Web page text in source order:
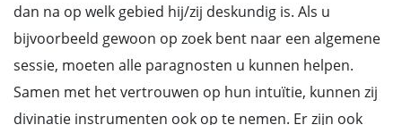
dan na op welk gebied hij/zij deskundig is. Als u
bijvoorbeeld gewoon op zoek bent naar een algemene
sessie, moeten alle paragnosten u kunnen helpen.
Samen met het vertrouwen op hun intuïtie, kunnen zij
divinatie instrumenten ook op te nemen. Er zijn ook